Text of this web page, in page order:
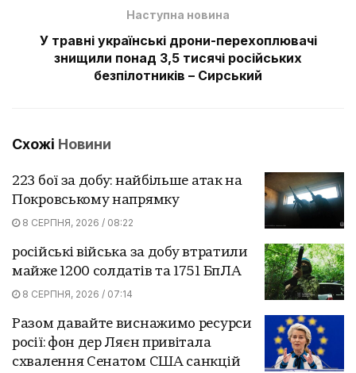
Наступна новина
У травні українські дрони-перехоплювачі
знищили понад 3,5 тисячі російських
безпілотників – Сирський
Схожі Новини
223 бої за добу: найбільше атак на
Покровському напрямку
8 СЕРПНЯ, 2026 / 08:22
російські війська за добу втратили
майже 1200 солдатів та 1751 БпЛА
8 СЕРПНЯ, 2026 / 07:14
Разом давайте виснажимо ресурси
росії: фон дер Ляєн привітала
схвалення Сенатом США санкцій